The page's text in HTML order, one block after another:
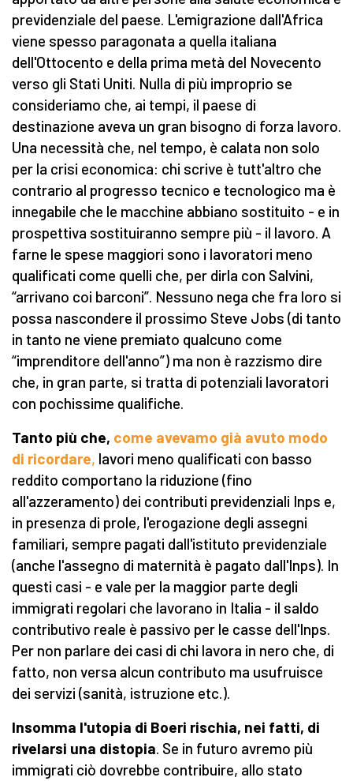
previdenziale del paese. L'emigrazione dall'Africa
viene spesso paragonata a quella italiana
dell'Ottocento e della prima metà del Novecento
verso gli Stati Uniti. Nulla di più improprio se
consideriamo che, ai tempi, il paese di
destinazione aveva un gran bisogno di forza lavoro.
Una necessità che, nel tempo, è calata non solo
per la crisi economica: chi scrive è tutt'altro che
contrario al progresso tecnico e tecnologico ma è
innegabile che le macchine abbiano sostituito - e in
prospettiva sostituiranno sempre più - il lavoro. A
farne le spese maggiori sono i lavoratori meno
qualificati come quelli che, per dirla con Salvini,
“arrivano coi barconi”. Nessuno nega che fra loro si
possa nascondere il prossimo Steve Jobs (di tanto
in tanto ne viene premiato qualcuno come
“imprenditore dell'anno”) ma non è razzismo dire
che, in gran parte, si tratta di potenziali lavoratori
con pochissime qualifiche.
Tanto più che, come avevamo già avuto modo
di ricordare, lavori meno qualificati con basso
reddito comportano la riduzione (fino
all'azzeramento) dei contributi previdenziali Inps e,
in presenza di prole, l'erogazione degli assegni
familiari, sempre pagati dall'istituto previdenziale
(anche l'assegno di maternità è pagato dall'Inps). In
questi casi - e vale per la maggior parte degli
immigrati regolari che lavorano in Italia - il saldo
contributivo reale è passivo per le casse dell'Inps.
Per non parlare dei casi di chi lavora in nero che, di
fatto, non versa alcun contributo ma usufruisce
dei servizi (sanità, istruzione etc.).
Insomma l'utopia di Boeri rischia, nei fatti, di
rivelarsi una distopia. Se in futuro avremo più
immigrati ciò dovrebbe contribuire, allo stato